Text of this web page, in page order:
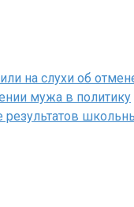
на слухи об
мужа в политику